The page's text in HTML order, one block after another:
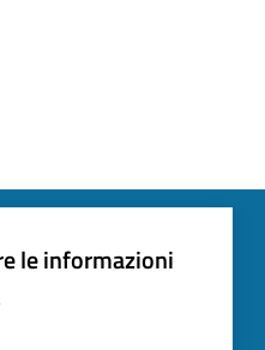
le informazioni